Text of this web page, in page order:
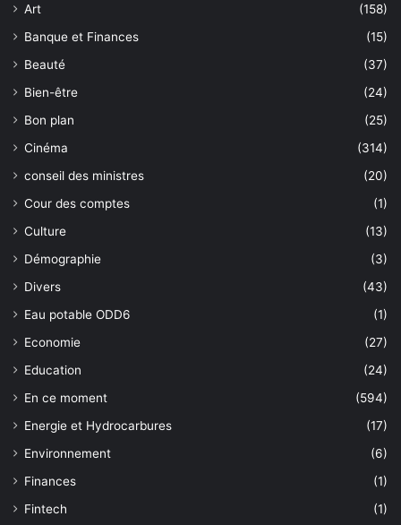
Art
(158)
Banque et Finances
(15)
Beauté
(37)
Bien-être
(24)
Bon plan
(25)
Cinéma
(314)
conseil des ministres
(20)
Cour des comptes
(1)
Culture
(13)
Démographie
(3)
Divers
(43)
Eau potable ODD6
(1)
Economie
(27)
Education
(24)
En ce moment
(594)
Energie et Hydrocarbures
(17)
Environnement
(6)
Finances
(1)
Fintech
(1)